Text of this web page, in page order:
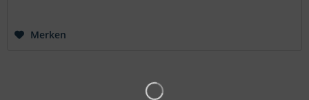
Merken